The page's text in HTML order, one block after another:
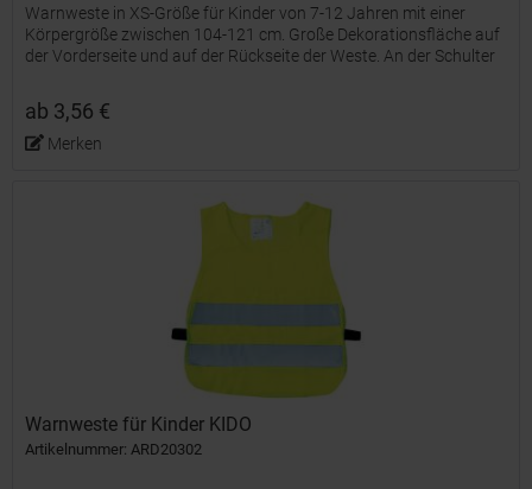
Warnweste in XS-Größe für Kinder von 7-12 Jahren mit einer
Körpergröße zwischen 104-121 cm. Große Dekorationsfläche auf
der Vorderseite und auf der Rückseite der Weste. An der Schulter
ab 3,56 €
Merken
Warnweste für Kinder KIDO
Artikelnummer: ARD20302